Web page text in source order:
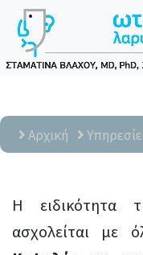
Αρχική
Η ειδικότητα
ασχολείται με